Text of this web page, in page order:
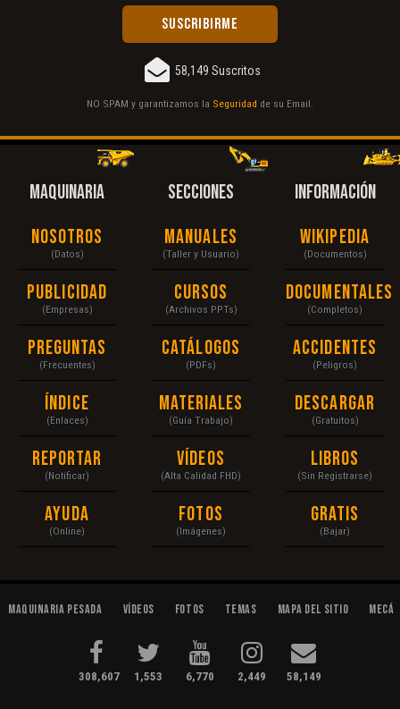
58,149 Suscritos
NO SPAM y garantizamos la Seguridad de su Email.
MAQUINARIA
Nosotros
(Datos)
Publicidad
(Empresas)
Preguntas
(Frecuentes)
Índice
(Enlaces)
Reportar
(Notificar)
Ayuda
(Online)
SECCIONES
Manuales
(Taller y Usuario)
Cursos
(Archivos PPTs)
Catálogos
(PDFs)
Materiales
(Guía Trabajo)
Vídeos
(Alta Calidad FHD)
Fotos
(Imágenes)
INFORMACIÓN
Wikipedia
(Documentos)
Documentales
(Completos)
Accidentes
(Peligros)
Descargar
(Gratuitos)
Libros
(Sin Registrarse)
Gratis
(Bajar)
Maquinaria Pesada Vídeos Fotos Temas Mapa del Sitio
308,607 1,553 6,770 2,449 58,149